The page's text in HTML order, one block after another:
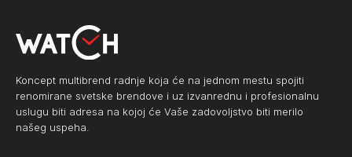
Koncept multibrend radnje koja će na jednom mestu spojiti
renomirane svetske brendove i uz izvanrednu i profesionalnu
uslugu biti adresa na kojoj će Vaše zadovoljstvo biti merilo
našeg uspeha.